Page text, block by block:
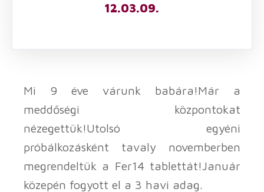
12.03.09.
Mi 9 éve várunk babára!Már a
meddőségi központokat
nézegettük!Utolsó egyéni
próbálkozásként tavaly novemberben
megrendeltük a Fer14 tablettát!Január
közepén fogyott el a 3 havi adag.